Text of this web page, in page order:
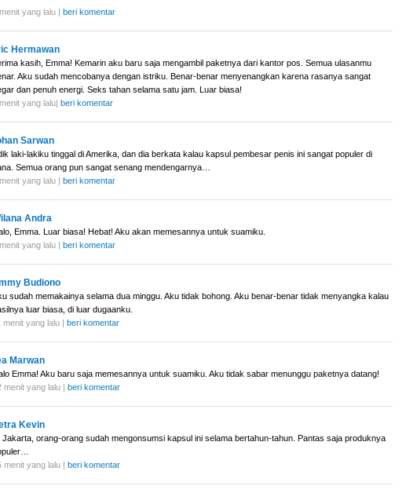
yang lalu | beri komentar
Hermawan
kasih, Emma! Kemarin aku baru saja mengambil paketnya dari kantor pos. Semua ulasanmu
Aku sudah mencobanya dengan istriku. Benar-benar menyenangkan karena rasanya sangat
dan penuh energi. Seks tahan selama satu jam. Luar biasa!
yang lalu| beri komentar
Sarwan
laki-lakiku tinggal di Amerika, dan dia berkata kalau kapsul pembesar penis ini sangat populer di
Semua orang pun sangat senang mendengarnya…
yang lalu | beri komentar
Andra
Emma. Luar biasa! Hebat! Aku akan memesannya untuk suamiku.
yang lalu | beri komentar
Budiono
sudah memakainya selama dua minggu. Aku tidak bohong. Aku benar-benar tidak menyangka kalau
luar biasa, di luar dugaanku.
menit yang lalu | beri komentar
Marwan
Emma! Aku baru saja memesannya untuk suamiku. Aku tidak sabar menunggu paketnya datang!
menit yang lalu | beri komentar
Kevin
Jakarta, orang-orang sudah mengonsumsi kapsul ini selama bertahun-tahun. Pantas saja produknya
menit yang lalu | beri komentar